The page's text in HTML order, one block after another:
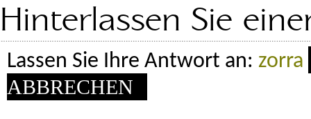
Hinterlassen Sie
Lassen Sie Ihre Antwort an: zorra
ABBRECHEN